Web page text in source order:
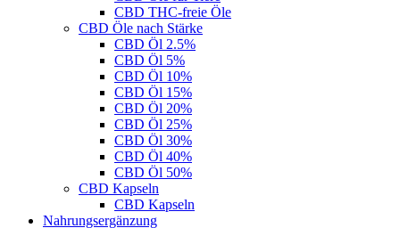
CBD THC-freie Öle
CBD Öle nach Stärke
CBD Öl 2.5%
CBD Öl 5%
CBD Öl 10%
CBD Öl 15%
CBD Öl 20%
CBD Öl 25%
CBD Öl 30%
CBD Öl 40%
CBD Öl 50%
CBD Kapseln
CBD Kapseln
Nahrungsergänzung